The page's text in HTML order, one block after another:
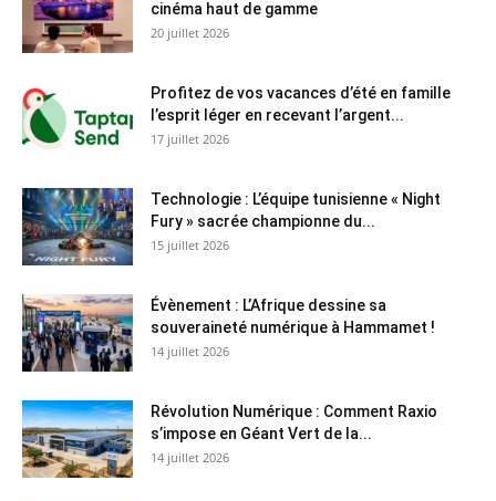
cinéma haut de gamme
20 juillet 2026
Profitez de vos vacances d’été en famille
l’esprit léger en recevant l’argent...
17 juillet 2026
Technologie : L’équipe tunisienne « Night
Fury » sacrée championne du...
15 juillet 2026
Évènement : L’Afrique dessine sa
souveraineté numérique à Hammamet !
14 juillet 2026
Révolution Numérique : Comment Raxio
s’impose en Géant Vert de la...
14 juillet 2026